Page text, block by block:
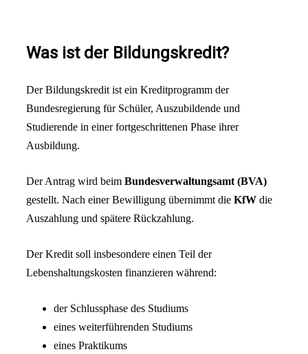
Was ist der Bildungskredit?
Der Bildungskredit ist ein Kreditprogramm der
Bundesregierung für Schüler, Auszubildende und
Studierende in einer fortgeschrittenen Phase ihrer
Ausbildung.
Der Antrag wird beim Bundesverwaltungsamt (BVA)
gestellt. Nach einer Bewilligung übernimmt die KfW die
Auszahlung und spätere Rückzahlung.
Der Kredit soll insbesondere einen Teil der
Lebenshaltungskosten finanzieren während:
der Schlussphase des Studiums
eines weiterführenden Studiums
eines Praktikums